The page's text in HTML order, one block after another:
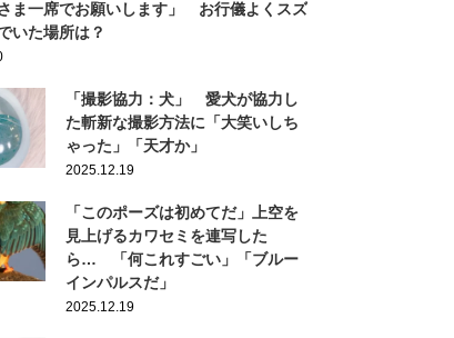
さま一席でお願いします」 お行儀よくスズ
いた場所は？
「撮影協力：犬」 愛犬が協力し
た斬新な撮影方法に「大笑いしち
ゃった」「天才か」
2025.12.19
「このポーズは初めてだ」上空を
見上げるカワセミを連写した
ら… 「何これすごい」「ブルー
インパルスだ」
2025.12.19